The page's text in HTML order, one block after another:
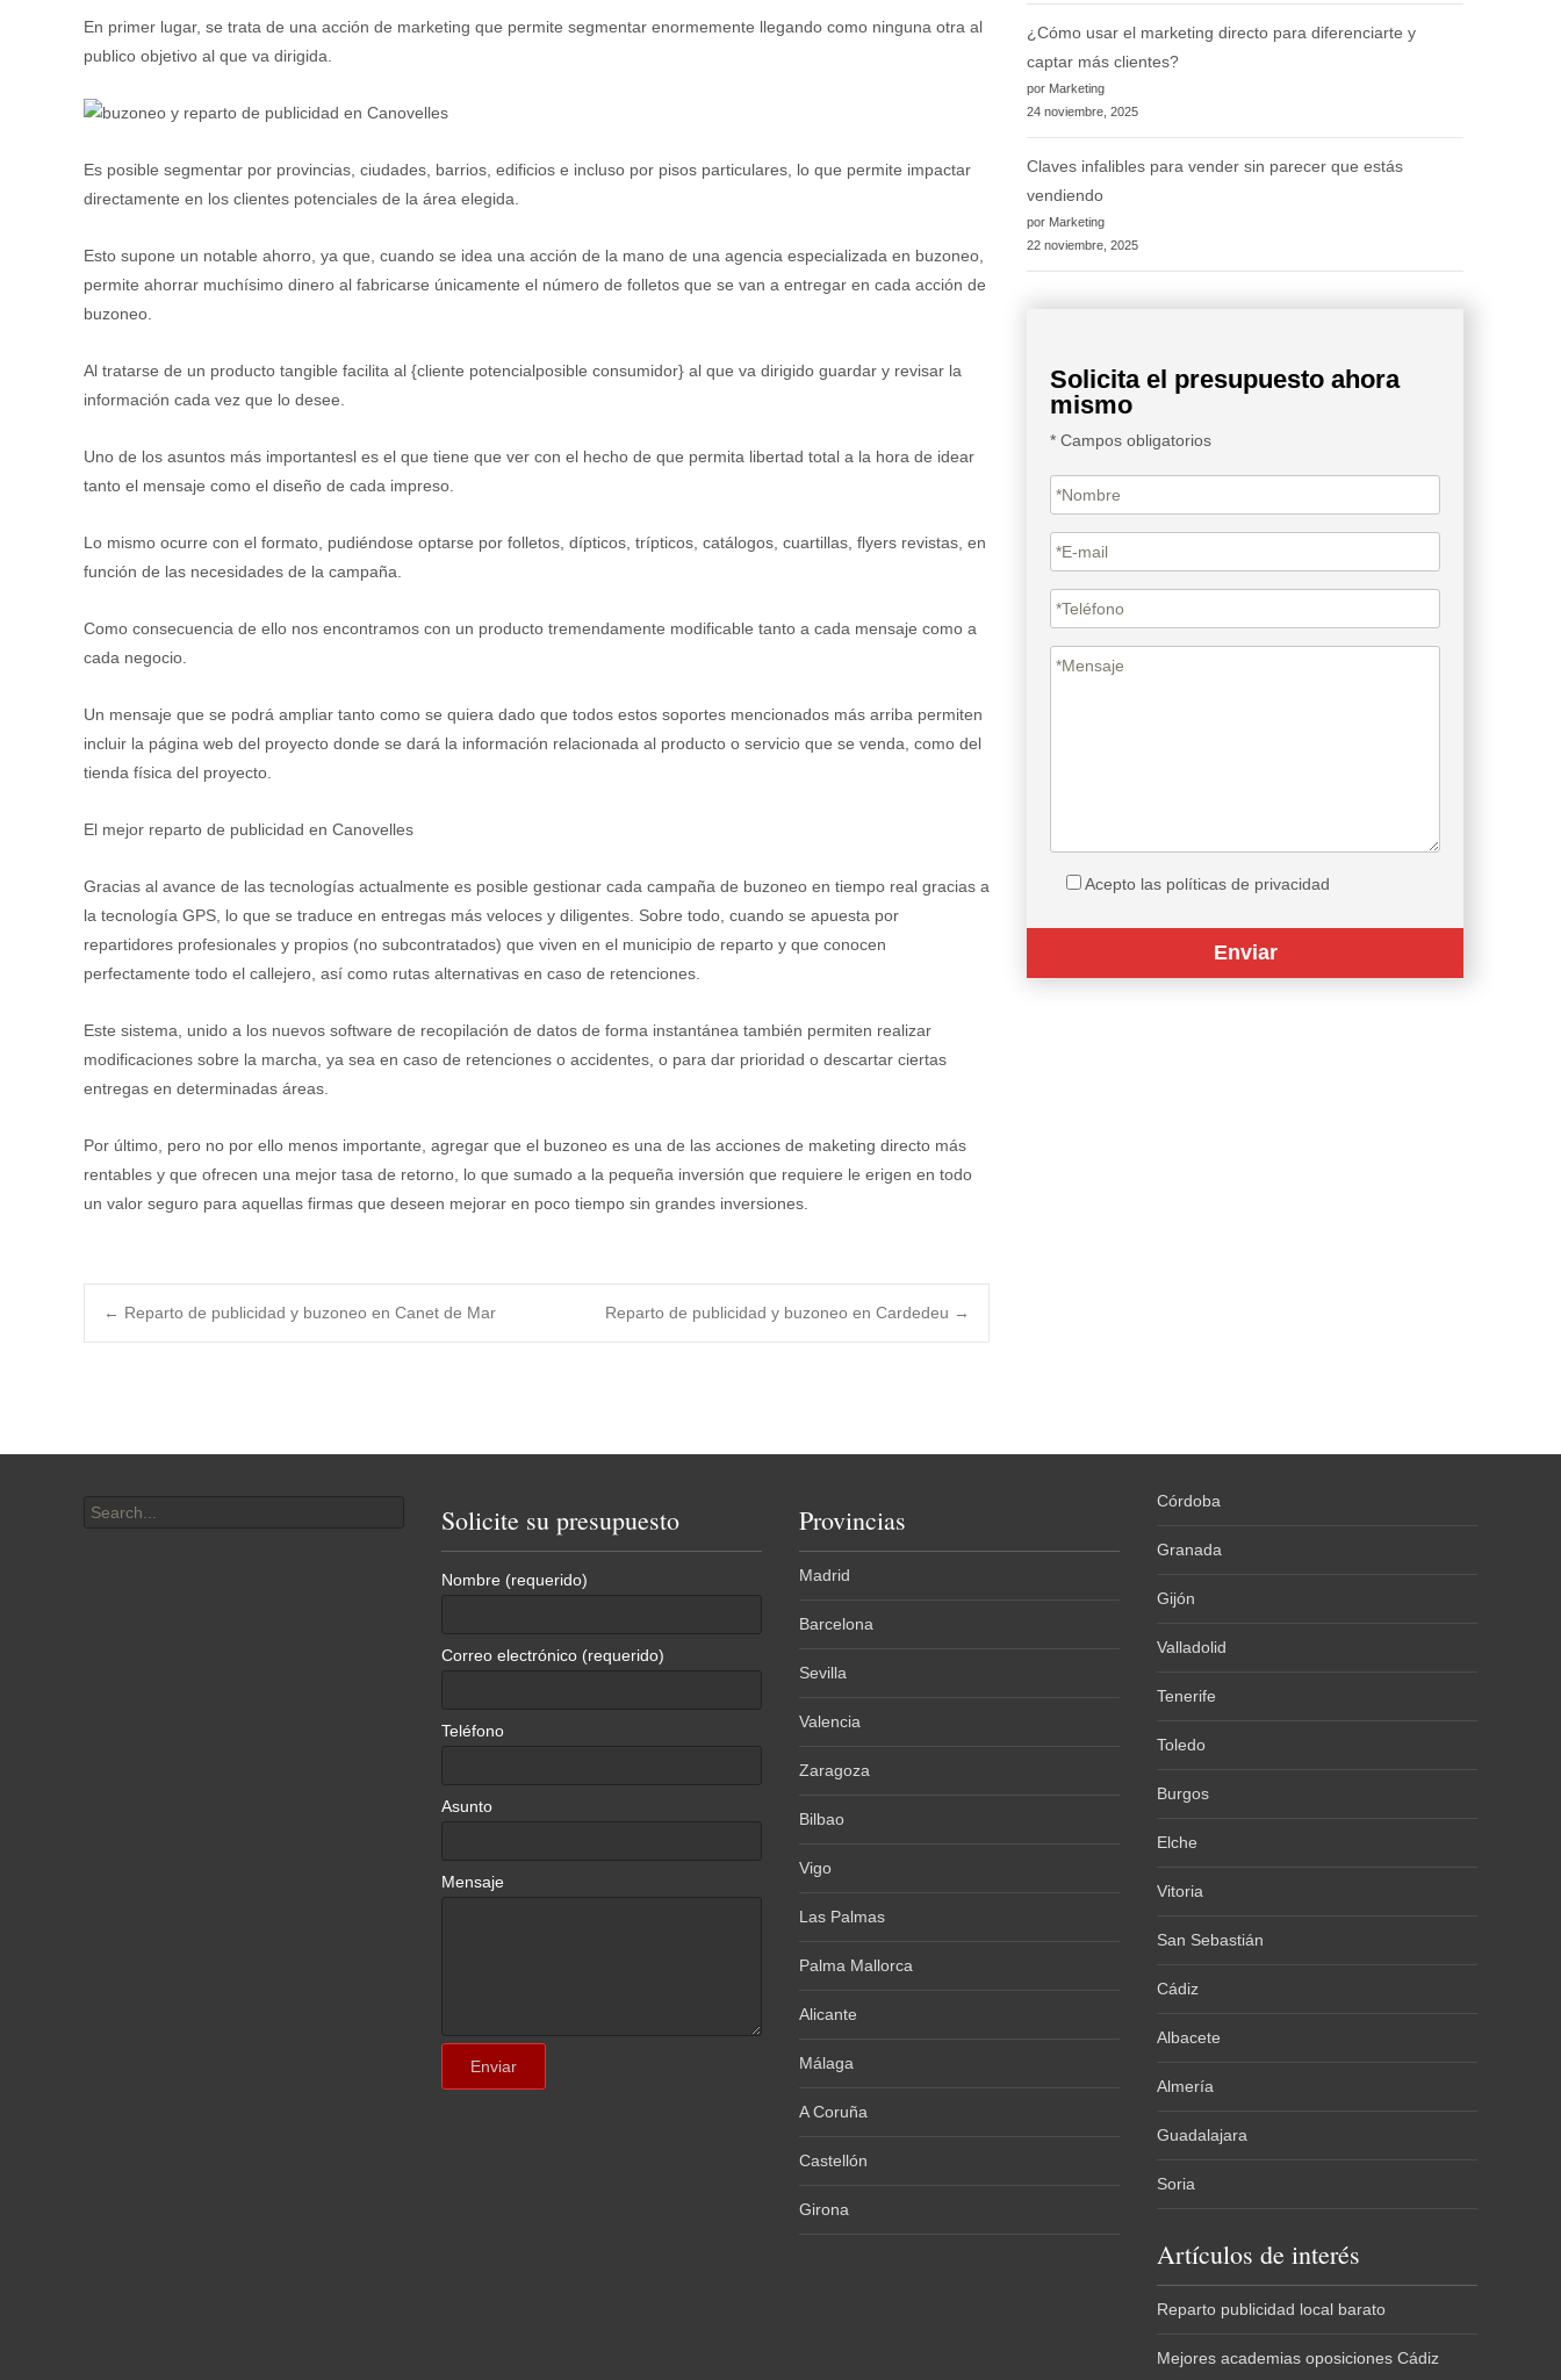
En primer lugar, se trata de una acción de marketing que permite segmentar enormemente llegando como ninguna otra al
publico objetivo al que va dirigida.
Es posible segmentar por provincias, ciudades, barrios, edificios e incluso por pisos particulares, lo que permite impactar
directamente en los clientes potenciales de la área elegida.
Esto supone un notable ahorro, ya que, cuando se idea una acción de la mano de una agencia especializada en buzoneo,
permite ahorrar muchísimo dinero al fabricarse únicamente el número de folletos que se van a entregar en cada acción de
buzoneo.
Al tratarse de un producto tangible facilita al {cliente potencialposible consumidor} al que va dirigido guardar y revisar la
información cada vez que lo desee.
Uno de los asuntos más importantesl es el que tiene que ver con el hecho de que permita libertad total a la hora de idear
tanto el mensaje como el diseño de cada impreso.
Lo mismo ocurre con el formato, pudiéndose optarse por folletos, dípticos, trípticos, catálogos, cuartillas, flyers revistas, en
función de las necesidades de la campaña.
Como consecuencia de ello nos encontramos con un producto tremendamente modificable tanto a cada mensaje como a
cada negocio.
Un mensaje que se podrá ampliar tanto como se quiera dado que todos estos soportes mencionados más arriba permiten
incluir la página web del proyecto donde se dará la información relacionada al producto o servicio que se venda, como del
tienda física del proyecto.
El mejor reparto de publicidad en Canovelles
Gracias al avance de las tecnologías actualmente es posible gestionar cada campaña de buzoneo en tiempo real gracias a
la tecnología GPS, lo que se traduce en entregas más veloces y diligentes. Sobre todo, cuando se apuesta por
repartidores profesionales y propios (no subcontratados) que viven en el municipio de reparto y que conocen
perfectamente todo el callejero, así como rutas alternativas en caso de retenciones.
Este sistema, unido a los nuevos software de recopilación de datos de forma instantánea también permiten realizar
modificaciones sobre la marcha, ya sea en caso de retenciones o accidentes, o para dar prioridad o descartar ciertas
entregas en determinadas áreas.
Por último, pero no por ello menos importante, agregar que el buzoneo es una de las acciones de maketing directo más
rentables y que ofrecen una mejor tasa de retorno, lo que sumado a la pequeña inversión que requiere le erigen en todo
un valor seguro para aquellas firmas que deseen mejorar en poco tiempo sin grandes inversiones.
Post
← Reparto de publicidad y buzoneo en Canet de Mar Reparto de publicidad y buzoneo en Cardedeu →
¿Cómo usar el marketing directo para diferenciarte y
captar más clientes?
por Marketing
24 noviembre, 2025
Claves infalibles para vender sin parecer que estás
vendiendo
por Marketing
22 noviembre, 2025
Acepto las políticas de privacidad
for:
Solicite su presupuesto
Nombre (requerido)
Correo electrónico (requerido)
Teléfono
Asunto
Mensaje
Provincias
Madrid
Barcelona
Sevilla
Valencia
Zaragoza
Bilbao
Vigo
Las Palmas
Palma Mallorca
Alicante
Málaga
A Coruña
Castellón
Girona
Córdoba
Granada
Gijón
Valladolid
Tenerife
Toledo
Burgos
Elche
Vitoria
San Sebastián
Cádiz
Albacete
Almería
Guadalajara
Soria
Artículos de interés
Reparto publicidad local barato
Mejores academias oposiciones Cádiz